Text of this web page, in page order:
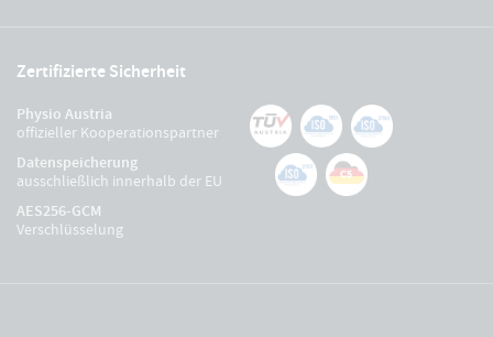
Zertifizierte Sicherheit
Physio Austria
offizieller Kooperationspartner
Datenspeicherung
ausschließlich innerhalb der EU
AES256-GCM
Verschlüsselung